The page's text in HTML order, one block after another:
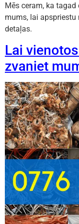
Mēs ceram, ka
mums, lai
detaļas.
Lai
zvaniet